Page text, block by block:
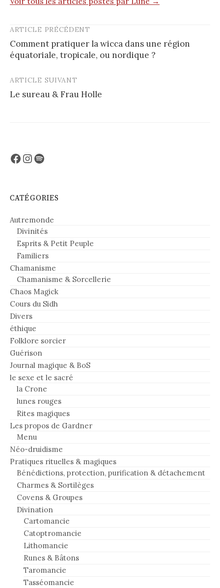
Post
navigation
ARTICLE PRÉCÉDENT
Comment pratiquer la wicca dans une région
équatoriale, tropicale, ou nordique ?
ARTICLE SUIVANT
Le sureau & Frau Holle
Facebook
Instagram
Spotify
CATÉGORIES
Autremonde
Divinités
Esprits & Petit Peuple
Familiers
Chamanisme
Chamanisme & Sorcellerie
Chaos Magick
Cours du Sidh
Divers
éthique
Folklore sorcier
Guérison
Journal magique & BoS
le sexe et le sacré
la Crone
lunes rouges
Rites magiques
Les propos de Gardner
Menu
Néo-druidisme
Pratiques rituelles & magiques
Bénédictions, protection, purification & détachement
Charmes & Sortilèges
Covens & Groupes
Divination
Cartomancie
Catoptromancie
Lithomancie
Runes & Bâtons
Taromancie
Tasséomancie